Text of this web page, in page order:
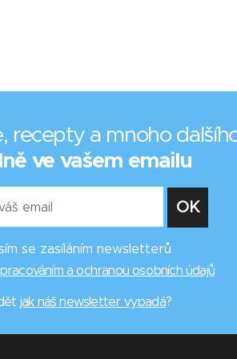
recepty a mnoho
ve vašem emailu
se zasíláním newsletterů
a ochranou osobních údajů
jak náš newsletter vypadá?